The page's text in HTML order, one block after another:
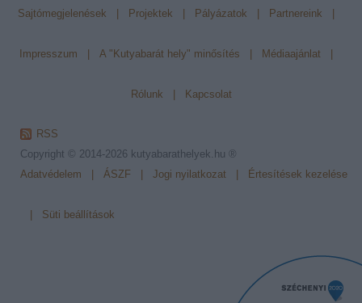
Sajtómegjelenések Projektek Pályázatok Partnereink
Impresszum A "Kutyabarát hely" minősítés Médiaajánlat
Rólunk Kapcsolat
RSS
Copyright © 2014-2026 kutyabarathelyek.hu ®
Adatvédelem
ÁSZF Jogi nyilatkozat Értesítések kezelése
Süti beállítások